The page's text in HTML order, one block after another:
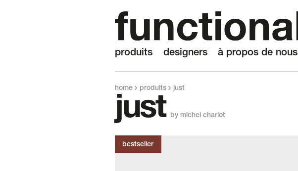
produits designers à propos de nous
home produits just
just by michel charlot
bestseller